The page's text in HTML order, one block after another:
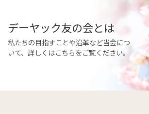
デーヤック友の会とは
私たちの目指すことや沿革など当会につ
いて、詳しくはこちらをご覧ください。